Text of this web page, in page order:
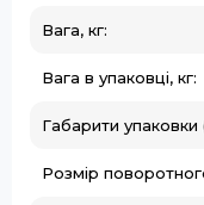
Вага, кг:
Вага в упаковці, кг:
Габарити
Розмір